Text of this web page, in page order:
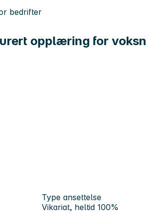
bedrifter
opplæring for
Type ansettelse
Vikariat, heltid 100%